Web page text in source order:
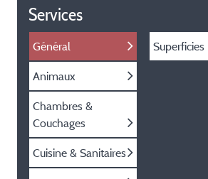
Services
Général
Animaux
Chambres &
Couchages
Cuisine & Sanitaires
Superficies